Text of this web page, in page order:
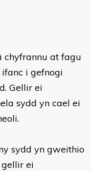
chyfrannu at fagu
i gefnogi
Gellir ei
sydd yn cael ei
sydd yn gweithio
ei